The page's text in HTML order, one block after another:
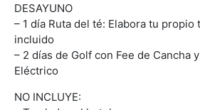
DESAYUNO
– 1 día Ruta del té: Elabora tu propio
incluido
– 2 días de Golf con Fee de Cancha
Eléctrico
NO INCLUYE: